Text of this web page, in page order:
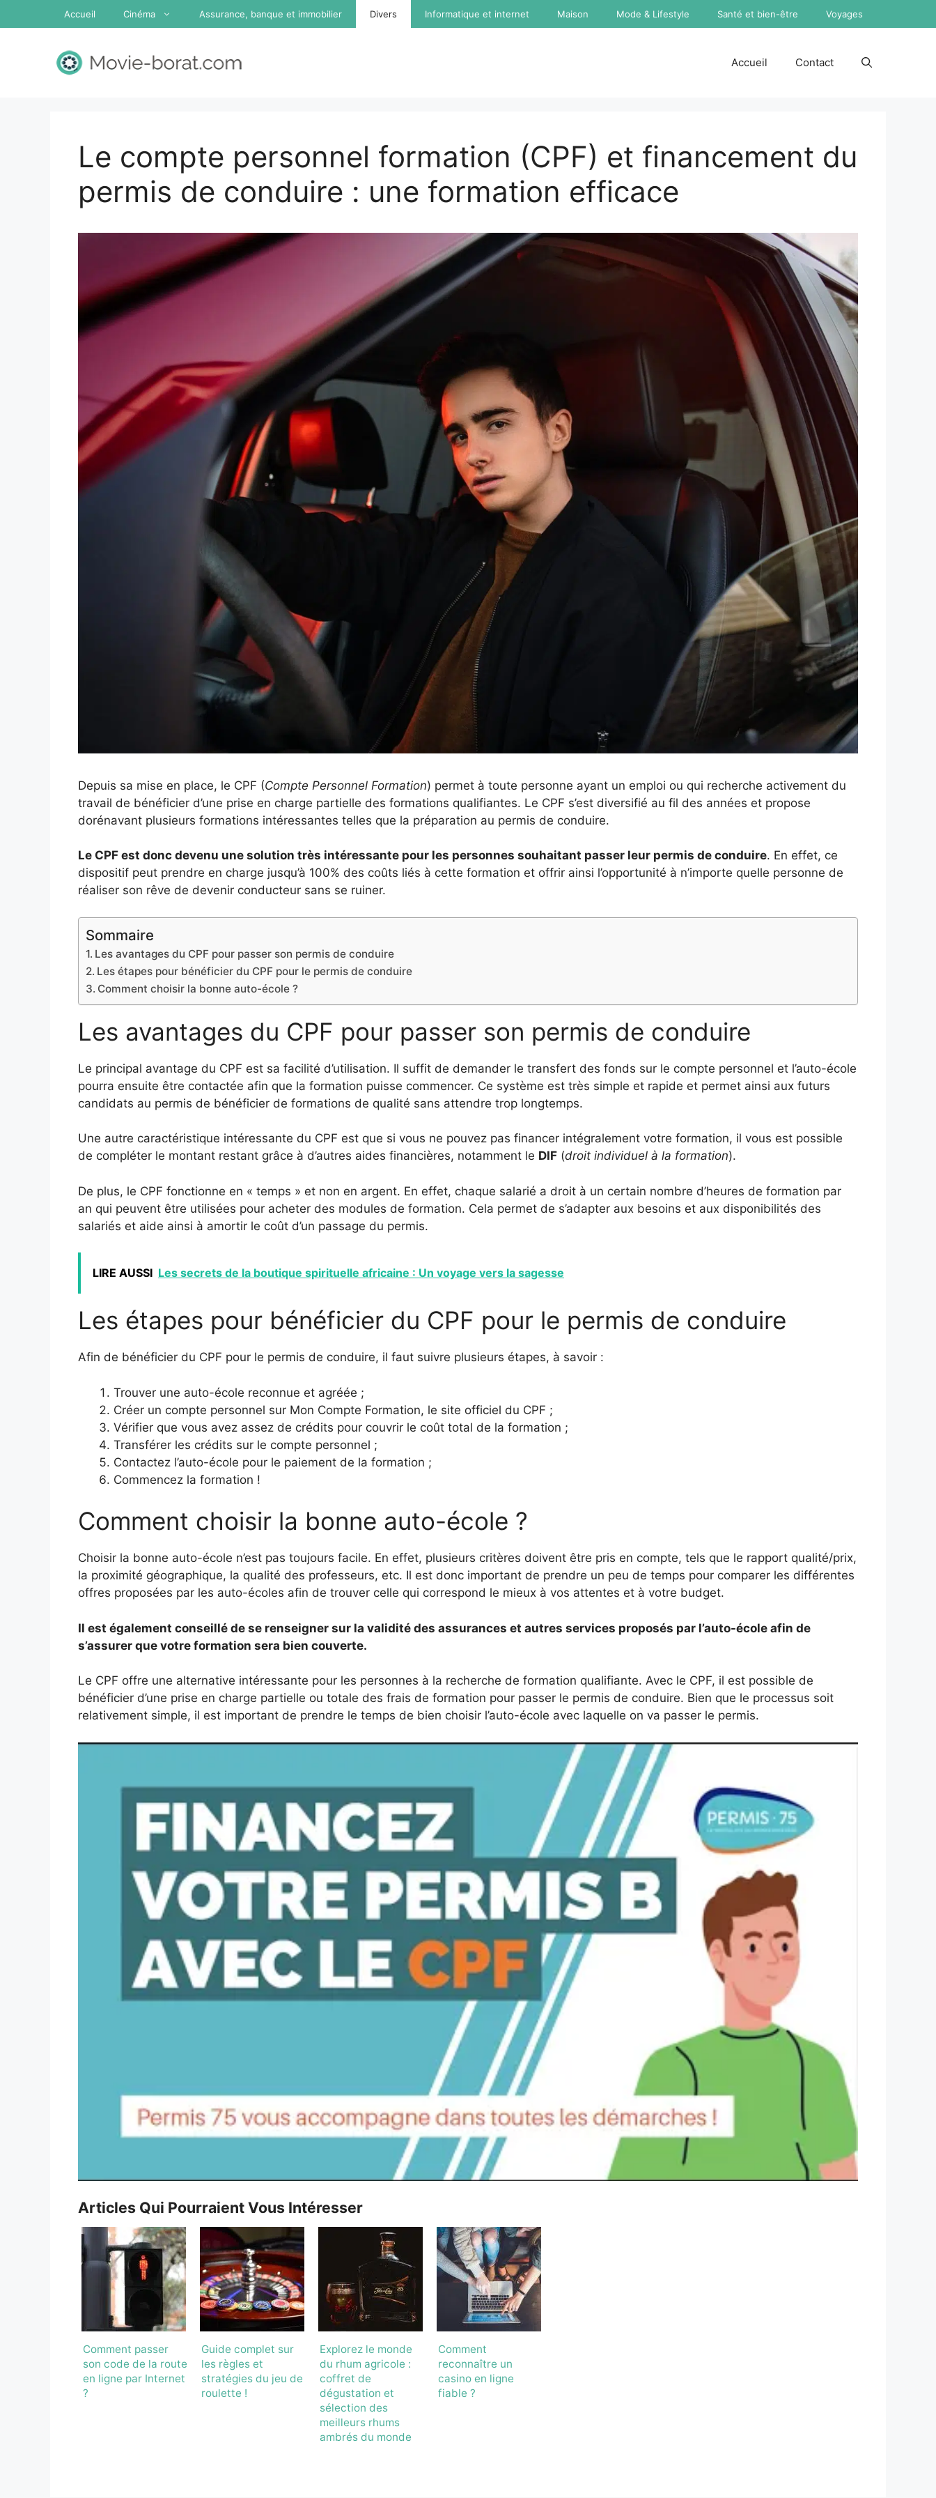
au
Accueil Cinéma Assurance, banque et immobilier Divers Informatique et internet Maison Mode & Lifestyle Santé et bien-être Voyages
Accueil Contact
Le compte personnel formation (CPF) et financement du
permis de conduire : une formation efficace
Depuis sa mise en place, le CPF (Compte Personnel Formation) permet à toute personne ayant un emploi ou qui recherche activement du
travail de bénéficier d’une prise en charge partielle des formations qualifiantes. Le CPF s’est diversifié au fil des années et propose
dorénavant plusieurs formations intéressantes telles que la préparation au permis de conduire.
Le CPF est donc devenu une solution très intéressante pour les personnes souhaitant passer leur permis de conduire. En effet, ce
dispositif peut prendre en charge jusqu’à 100% des coûts liés à cette formation et offrir ainsi l’opportunité à n’importe quelle personne de
réaliser son rêve de devenir conducteur sans se ruiner.
Sommaire
Les avantages du CPF pour passer son permis de conduire
Les étapes pour bénéficier du CPF pour le permis de conduire
Comment choisir la bonne auto-école ?
Les avantages du CPF pour passer son permis de conduire
Le principal avantage du CPF est sa facilité d’utilisation. Il suffit de demander le transfert des fonds sur le compte personnel et l’auto-école
pourra ensuite être contactée afin que la formation puisse commencer. Ce système est très simple et rapide et permet ainsi aux futurs
candidats au permis de bénéficier de formations de qualité sans attendre trop longtemps.
Une autre caractéristique intéressante du CPF est que si vous ne pouvez pas financer intégralement votre formation, il vous est possible
de compléter le montant restant grâce à d’autres aides financières, notamment le DIF (droit individuel à la formation).
De plus, le CPF fonctionne en « temps » et non en argent. En effet, chaque salarié a droit à un certain nombre d’heures de formation par
an qui peuvent être utilisées pour acheter des modules de formation. Cela permet de s’adapter aux besoins et aux disponibilités des
salariés et aide ainsi à amortir le coût d’un passage du permis.
LIRE AUSSI Les secrets de la boutique spirituelle africaine : Un voyage vers la sagesse
Les étapes pour bénéficier du CPF pour le permis de conduire
Afin de bénéficier du CPF pour le permis de conduire, il faut suivre plusieurs étapes, à savoir :
Trouver une auto-école reconnue et agréée ;
Créer un compte personnel sur Mon Compte Formation, le site officiel du CPF ;
Vérifier que vous avez assez de crédits pour couvrir le coût total de la formation ;
Transférer les crédits sur le compte personnel ;
Contactez l’auto-école pour le paiement de la formation ;
Commencez la formation !
Comment choisir la bonne auto-école ?
Choisir la bonne auto-école n’est pas toujours facile. En effet, plusieurs critères doivent être pris en compte, tels que le rapport qualité/prix,
la proximité géographique, la qualité des professeurs, etc. Il est donc important de prendre un peu de temps pour comparer les différentes
offres proposées par les auto-écoles afin de trouver celle qui correspond le mieux à vos attentes et à votre budget.
Il est également conseillé de se renseigner sur la validité des assurances et autres services proposés par l’auto-école afin de
s’assurer que votre formation sera bien couverte.
Le CPF offre une alternative intéressante pour les personnes à la recherche de formation qualifiante. Avec le CPF, il est possible de
bénéficier d’une prise en charge partielle ou totale des frais de formation pour passer le permis de conduire. Bien que le processus soit
relativement simple, il est important de prendre le temps de bien choisir l’auto-école avec laquelle on va passer le permis.
Articles Qui Pourraient Vous Intéresser
Comment passer
son code de la route
en ligne par Internet
?
Guide complet sur
les règles et
stratégies du jeu de
roulette !
Explorez le monde
du rhum agricole :
coffret de
dégustation et
sélection des
meilleurs rhums
ambrés du monde
Comment
reconnaître un
casino en ligne
fiable ?